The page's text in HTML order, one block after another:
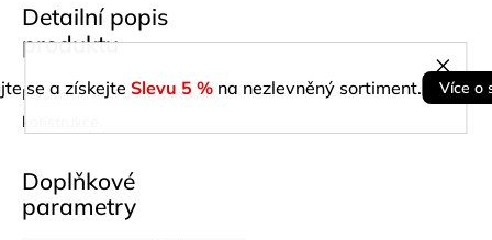
se a získejte Slevu 5 % na nezlevněný sortiment. Více o
Detailní popis
produktu
Nesmírně lehká karbonová
konstrukce.
Doplňkové
parametry